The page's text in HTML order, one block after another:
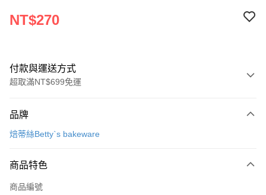
NT$270
付款與運送方式
超取滿NT$699免運
信用卡一次付款
運送方式
• 付款後全家取貨
品牌
焙蒂絲Betty`s bakeware
商品特色
商品編號